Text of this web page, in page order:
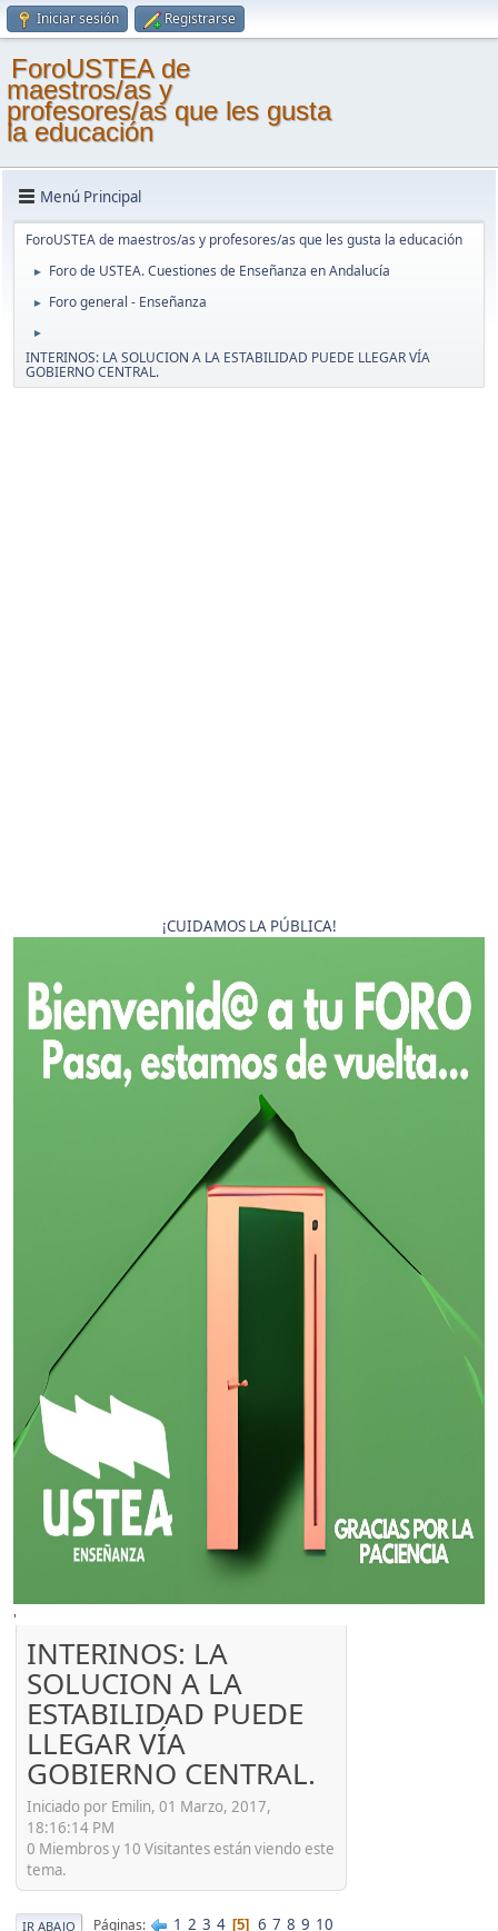
Iniciar sesión Registrarse
ForoUSTEA de
maestros/as y
profesores/as que les gusta
la educación
Menú Principal
ForoUSTEA de maestros/as y profesores/as que les gusta la educación
► Foro de USTEA. Cuestiones de Enseñanza en Andalucía
► Foro general - Enseñanza
►
INTERINOS: LA SOLUCION A LA ESTABILIDAD PUEDE LLEGAR VÍA
GOBIERNO CENTRAL.
¡CUIDAMOS LA PÚBLICA!
'
INTERINOS: LA
SOLUCION A LA
ESTABILIDAD PUEDE
LLEGAR VÍA
GOBIERNO CENTRAL.
Iniciado por Emilin, 01 Marzo, 2017,
18:16:14 PM
0 Miembros y 10 Visitantes están viendo este
tema.
IR ABAJO Páginas 1 2 3 4 5 6 7 8 9 10